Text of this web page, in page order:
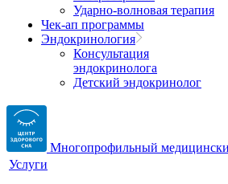
Ударно-волновая терапия
Чек-ап программы
Эндокринология
Консультация
эндокринолога
Детский эндокринолог
Многопрофильный
Услуги